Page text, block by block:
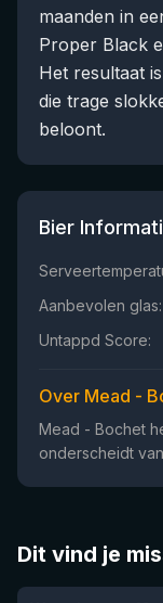
maanden in
Proper Black
Het resultaat
die trage
beloont.
Bier
Aanbevolen glas:
Untappd Score:
Over Mead -
Mead - Bochet
onderscheidt
Dit vind je
★4.46